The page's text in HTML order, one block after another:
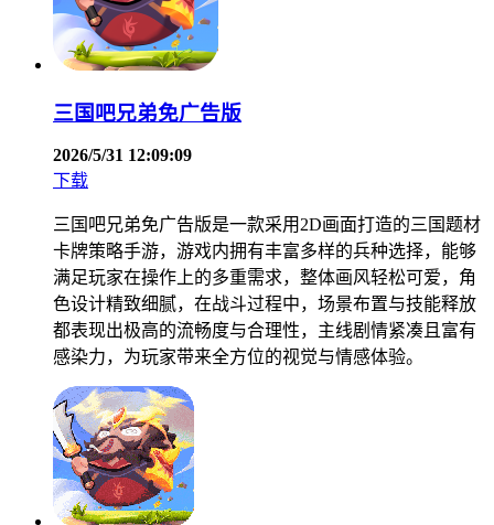
三国吧兄弟免广告版
2026/5/31 12:09:09
下载
三国吧兄弟免广告版是一款采用2D画面打造的三国题材
卡牌策略手游，游戏内拥有丰富多样的兵种选择，能够
满足玩家在操作上的多重需求，整体画风轻松可爱，角
色设计精致细腻，在战斗过程中，场景布置与技能释放
都表现出极高的流畅度与合理性，主线剧情紧凑且富有
感染力，为玩家带来全方位的视觉与情感体验。